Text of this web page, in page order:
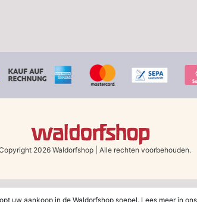
2026 Waldorfshop Alle rechten voorbehouden.
uw aankoop in de Waldorfshop soepel. Lees meer in ons